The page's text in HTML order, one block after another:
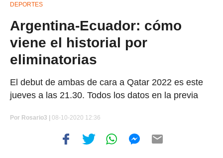
DEPORTES
Argentina-Ecuador: cómo
viene el historial por
eliminatorias
El debut de ambas de cara a Qatar 2022 es este
jueves a las 21.30. Todos los datos en la previa
Por Rosario3 | 08-10-2020 12:36